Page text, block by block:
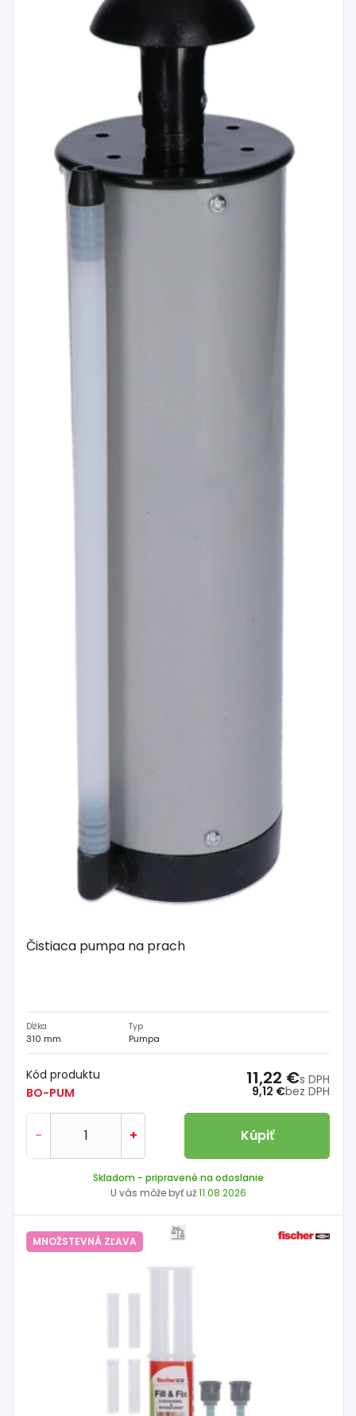
Čistiaca pumpa na prach
Dĺžka
310 mm
Typ
Pumpa
Kód produktu
BO-PUM
9,12 €bez DPH
11,22 €s DPH
- + Kúpiť
Skladom - pripravené na odoslanie
U vás môže byť už11.08.2026
MNOŽSTEVNÁ ZĽAVA